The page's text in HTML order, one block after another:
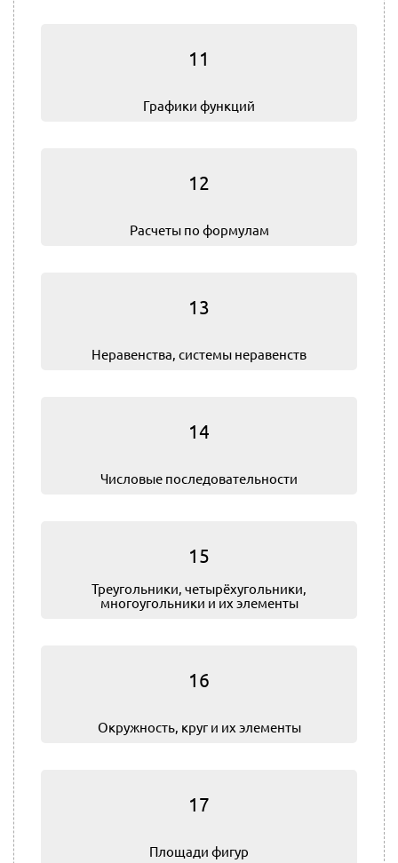
11
Графики функций
12
Расчеты по формулам
13
Не­ра­вен­ства, системы неравенств
14
Числовые последовательности
15
Треугольники, четырёхугольники,
многоугольники и их элементы
16
Окружность, круг и их элементы
17
Площади фигур